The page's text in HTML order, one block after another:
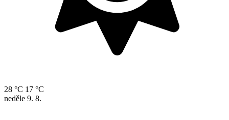
28 °C 17 °C
neděle 9. 8.